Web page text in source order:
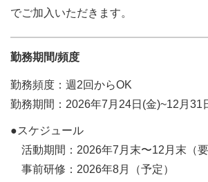
でご加入いただきます。
勤務期間/頻度
勤務頻度：週2回からOK
勤務期間：2026年7月24日(金)~12月31
●スケジュール
活動期間：2026年7月末〜12月末（要
事前研修：2026年8月（予定）